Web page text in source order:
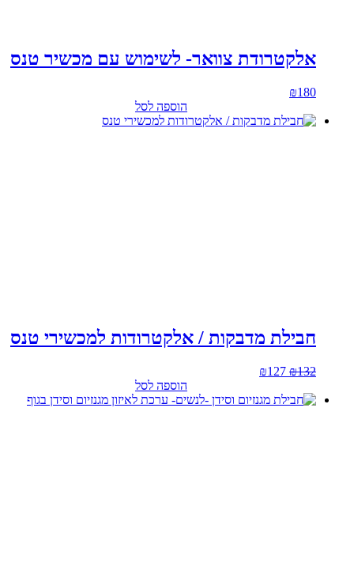
אלקטרודת צוואר- לשימוש עם מכשיר טנס
₪180
הוספה לסל
חבילת מדבקות / אלקטרודות למכשירי טנס
₪132
המחיר
היה:
₪127
הוא:
הוספה לסל